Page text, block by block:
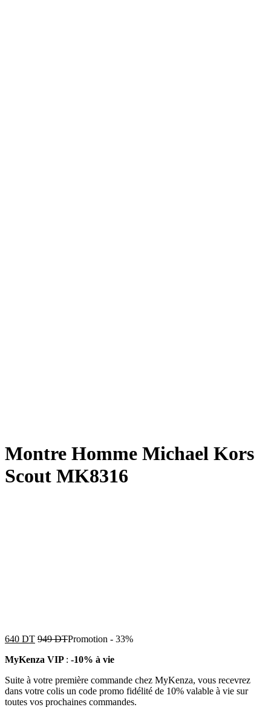
Montre Homme Michael Kors
Scout MK8316
640 DT 949DTPromotion - 33%
MyKenza VIP : -10% à vie
Suite à votre première commande chez MyKenza, vous recevrez
dans votre colis un code promo fidélité de 10% valable à vie sur
toutes vos prochaines commandes.